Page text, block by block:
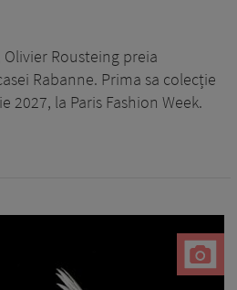
Rousteing preia
Rabanne. Prima sa colecție
2027, la Paris Fashion Week.